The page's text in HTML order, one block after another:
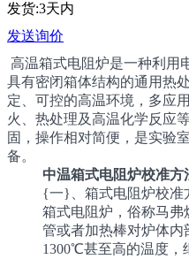
发货:3天内
发送询价
高温箱式电阻炉是一种利用
具有密闭箱体结构的通用热
定、可控的高温环境，多应
火、热处理及高温化学反应
固，操作相对简便，是实验
备。
中温箱式电阻炉校准
{一}、箱式电阻炉校准
箱式电阻炉，俗称马
管或者加热棒对炉体
1300℃甚至高的温度，